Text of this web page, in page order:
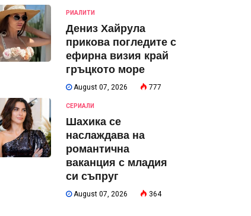
РИАЛИТИ
Дениз Хайрула
прикова погледите с
ефирна визия край
гръцкото море
August 07, 2026 777
СЕРИАЛИ
Шахика се
наслаждава на
романтична
ваканция с младия
си съпруг
August 07, 2026 364